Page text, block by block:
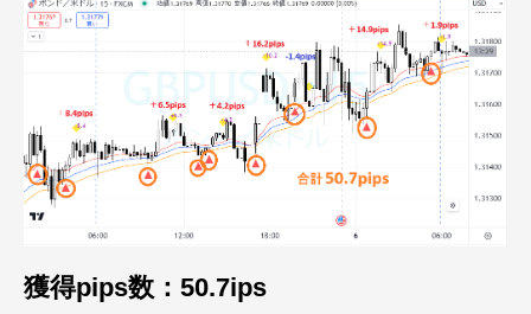
獲得pips数：50.7ips